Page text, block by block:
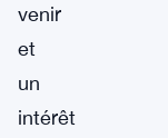
venir
et
un
intérêt